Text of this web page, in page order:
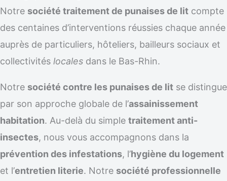
Notre société traitement de punaises de lit compte
des centaines d’interventions réussies chaque année
auprès de particuliers, hôteliers, bailleurs sociaux et
collectivités locales dans le Bas-Rhin.
Notre société contre les punaises de lit se distingue
par son approche globale de l’assainissement
habitation. Au-delà du simple traitement anti-
insectes, nous vous accompagnons dans la
prévention des infestations, l’hygiène du logement
et l’entretien literie. Notre société professionnelle